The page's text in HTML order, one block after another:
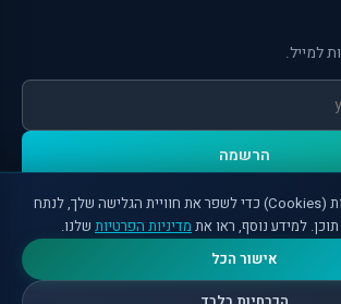
למייל.
הרשמה
אתר זה משתמש בעוגיות (Cookies) כדי לשפר את חוויית הגלישה שלך, לנתח
למידע נוסף, ראו אתמדיניות הפרטיות שלנו.
אישור הכל